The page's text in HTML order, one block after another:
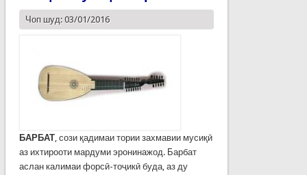
Чоп шуд: 03/01/2016
БАРБАТ, сози қадимаи тории захмавии мусиқӣ
аз ихтирооти мардуми эронинажод. Барбат
аслан калимаи форсӣ-тоҷикӣ буда, аз ду